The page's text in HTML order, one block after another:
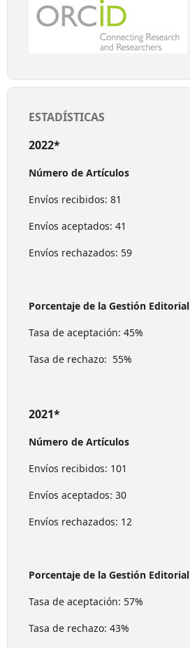
ESTADÍSTICAS
2022*
Número de Artículos
Envíos recibidos: 81
Envíos aceptados: 41
Envíos rechazados: 59
Porcentaje de la Gestión Editorial
Tasa de aceptación: 45%
Tasa de rechazo: 55%
2021*
Número de Artículos
Envíos recibidos: 101
Envíos aceptados: 30
Envíos rechazados: 12
Porcentaje de la Gestión Editorial
Tasa de aceptación: 57%
Tasa de rechazo: 43%